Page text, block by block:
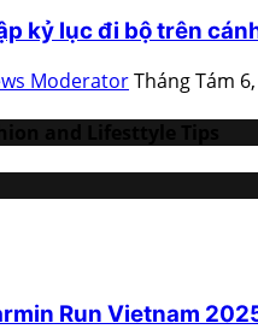
kỷ lục đi bộ trên
ModeratorTháng Tám
Run Vietnam